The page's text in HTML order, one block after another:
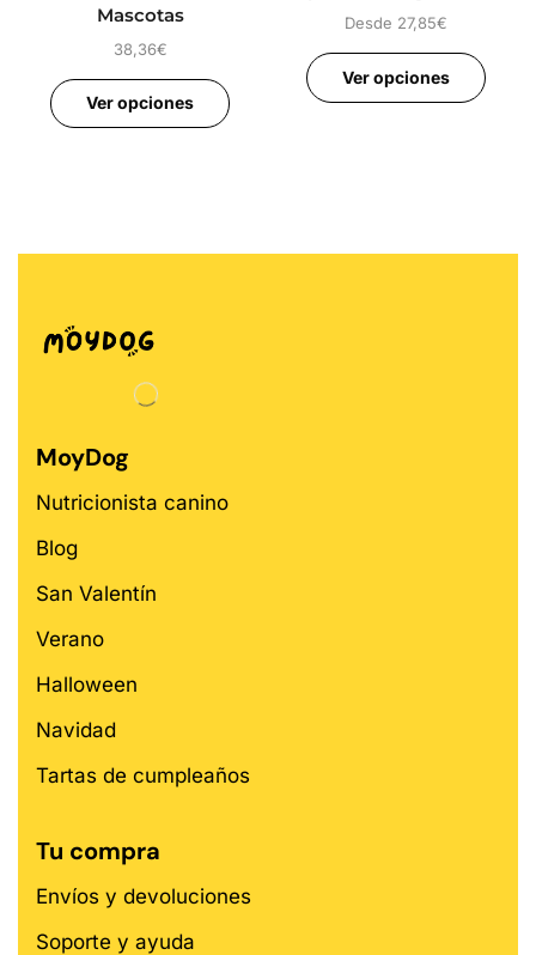
Mascotas
38,36€
Ver opciones
Desde 27,85€
Ver opciones
MoyDog
Nutricionista canino
Blog
San Valentín
Verano
Halloween
Navidad
Tartas de cumpleaños
Tu compra
Envíos y devoluciones
Soporte y ayuda